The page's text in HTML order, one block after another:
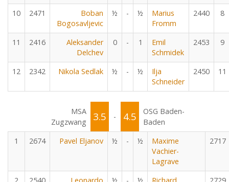
10 2471
Boban
Bogosavljevic
½ - ½
Marius
Fromm
2440 8
11 2416
Aleksander
Delchev
0 - 1
Emil
Schmidek
2453 9
12 2342 Nikola Sedlak ½ - ½
Ilja
Schneider
2450 11
MSA
Zugzwang
3.5 - 4.5
OSG Baden-
Baden
1
2674 Pavel Eljanov ½ - ½
Maxime
Vachier-
Lagrave
2717